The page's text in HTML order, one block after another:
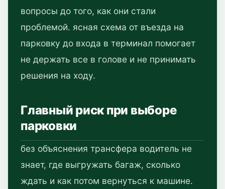
вопросы до того, как они стали
проблемой. ясная схема от въезда на
парковку до входа в терминал помогает
не держать все в голове и не принимать
решения на ходу.
Главный риск при выборе
парковки
без объяснения трансфера водитель не
знает, где выгружать багаж, сколько
ждать и как потом вернуться к машине.